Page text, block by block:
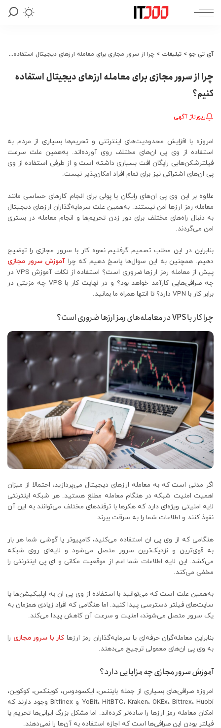
آی تی جو > تبلیغات > چرا از سرور مجازی برای معامله ارزهای دیجیتال استفاده کنیم؟
چرا از سرور مجازی برای معامله ارزهای دیجیتال استفاده
کنیم؟
رپورتاژ آگهی
امروزه با افزایش محدودیت‌های اینترنتی و تحریم‌ها بسیاری از مردم به
استفاده از وی پی ان‌های مختلف روی آورده‌اند. به‌همین علت سرعت
فیلترشکن‌هایی رایگان افت بسیاری داشته است و از طرفی استفاده از وی
پی ان‌های اشتراکی نیز برای تمام افراد امکان‌پذیر نیست.
علاوه بر این وی پی ان‌های رایگان یا پولی برای انجام کارهای حساسی مانند
معامله رمز ارزها امن نیستند. به‌همین علت سرمایه‌گذاران ارزهای دیجیتال
به دنبال راه‌های مختلف برای دور زدن تحریم‌ها و انجام معامله در بستری
امن می‌گردند.
بنابراین در این مطلب تصمیم گرفتیم نحوه کار با سرور مجازی را توضیح
دهیم. همچنین به این سوال‌ها پاسخ دهیم که چرا آموزش سرور مجازی
پیش از معامله رمز ارزها ضروری است؟ استفاده از نکات آموزش VPS در
چه صرافی‌هایی کارآمد خواهد بود؟ و در نهایت کار با VPS چه مزیتی در
برابر کار با VPN دارد؟ تا انتها همراه ما بمانید.
چرا کار با VPS در معامله‌های رمز ارزها ضروری است؟
اگر مدتی است که به معامله ارزهای دیجیتال می‌پردازید، احتمالا از میزان
اهمیت امنیت شبکه در هنگام معامله مطلع هستید. هر شبکه اینترنتی
لایه امنیتی ویژه‌ای دارد که هکرها با ترفندهای مختلف می‌توانند به این آن
نفوذ کنند و اطلاعات شما را به سرقت ببرند.
هنگامی که از وی پی ان استفاده می‌کنید، کامپیوتر یا گوشی شما هر بار
به قوی‌ترین و نزدیک‌ترین سرور متصل می‌شود و لایه‌ای روی شبکه
می‌کشد. این لایه اطلاعات شما اعم از موقعیت مکانی و ای پی اینترنتی را
مخفی می‌کند.
به‌همین علت است که می‌توانید با استفاده از وی پی ان به اپلیکیشن‌ها یا
سایت‌های فیلتر دسترسی پیدا کنید. اما هنگامی که افراد زیادی همزمان به
یک سرور متصل می‌شوند، امنیت و سرعت آن کاهش پیدا می‌کند.
بنابراین معامله‌گران حرفه‌ای یا سرمایه‌گذاران رمز ارزها کار با سرور مجازی را
به وی پی ان‌های معمولی ترجیح می‌دهند.
آموزش سرور مجازی چه مزایایی دارد؟
امروزه صرافی‌های بسیاری از جمله بایننس، ایکسودوس، کوینکس، کوکوین،
YoBit، HitBTC، Kraken، OKEx، Bittrex، Huobi و Bitfinex وجود دارند که
امکان معامله رمز ارزها را ساده‌تر کرده‌اند. اما مشکل بزرگ ایرانی‌ها تحریم یا
فیلتر بودن این صرافی‌ها است که اجازه استفاده به آن‌ها را نمی‌دهند.